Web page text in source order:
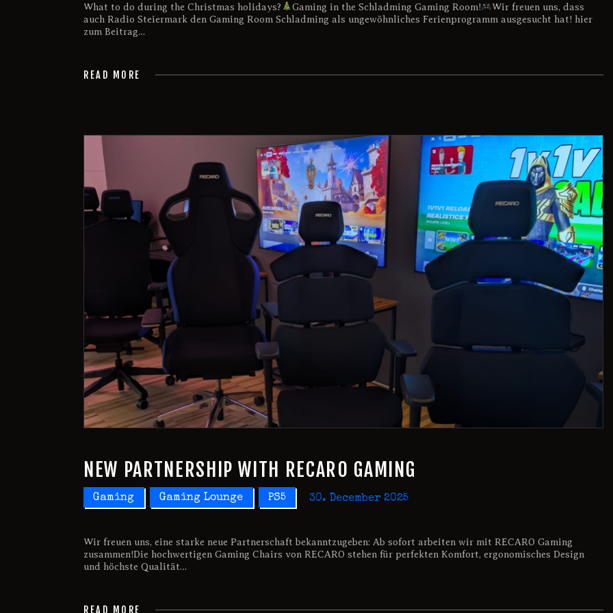
What to do during the Christmas holidays? Gaming in the Schladming Gaming Room!
Wir freuen uns, dass
auch Radio Steiermark den Gaming Room Schladming als ungewöhnliches Ferienprogramm ausgesucht hat! hier
zum Beitrag…
READ MORE
NEW PARTNERSHIP WITH RECARO GAMING
Gaming Gaming Lounge PS5 30. December 2025
Wir freuen uns, eine starke neue Partnerschaft bekanntzugeben: Ab sofort arbeiten wir mit RECARO Gaming
zusammen!Die hochwertigen Gaming Chairs von RECARO stehen für perfekten Komfort, ergonomisches Design
und höchste Qualität…
READ MORE